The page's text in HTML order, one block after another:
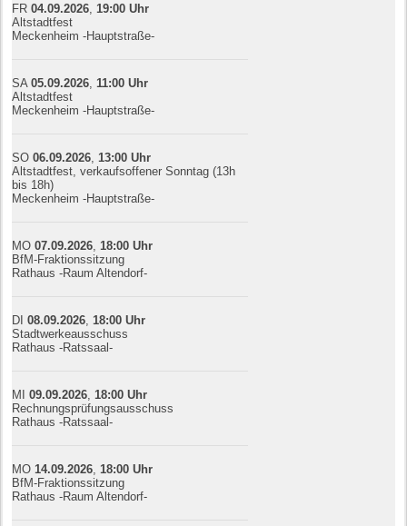
FR04.09.2026 19:00 Uhr
Altstadtfest
Meckenheim -Hauptstraße-
SA05.09.2026 11:00 Uhr
Altstadtfest
Meckenheim -Hauptstraße-
SO06.09.2026 13:00 Uhr
Altstadtfest, verkaufsoffener Sonntag (13h
bis 18h)
Meckenheim -Hauptstraße-
MO07.09.2026 18:00 Uhr
BfM-Fraktionssitzung
Rathaus -Raum Altendorf-
DI08.09.2026 18:00 Uhr
Stadtwerkeausschuss
Rathaus -Ratssaal-
MI09.09.2026 18:00 Uhr
Rechnungsprüfungsausschuss
Rathaus -Ratssaal-
MO 14.09.2026 18:00 Uhr
BfM-Fraktionssitzung
Rathaus -Raum Altendorf-